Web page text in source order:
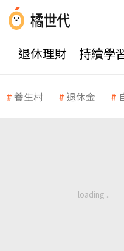
退休理財 持續學
養生村 退休金